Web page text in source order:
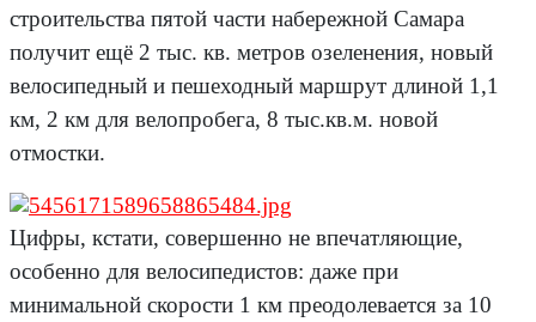
строительства пятой части набережной Самара
получит ещё 2 тыс. кв. метров озеленения, новый
велосипедный и пешеходный маршрут длиной 1,1
км, 2 км для велопробега, 8 тыс.кв.м. новой
отмостки.
Цифры, кстати, совершенно не впечатляющие,
особенно для велосипедистов: даже при
минимальной скорости 1 км преодолевается за 10